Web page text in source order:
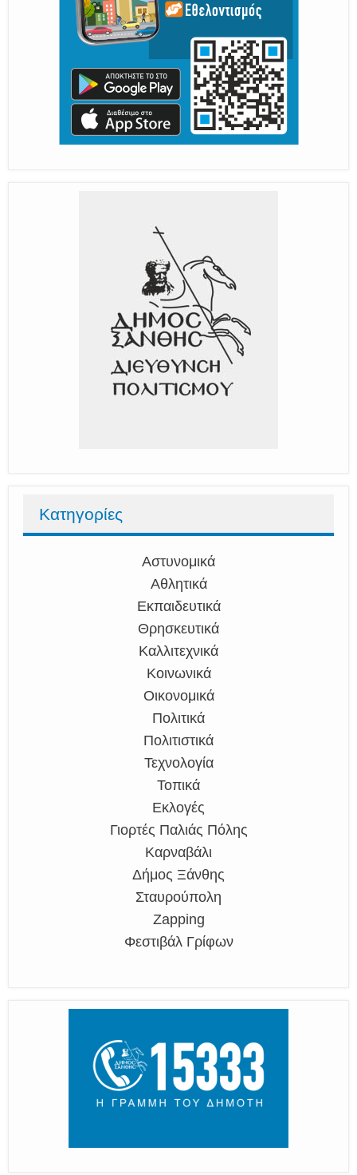
Κατηγορίες
Αστυνομικά
Αθλητικά
Εκπαιδευτικά
Θρησκευτικά
Καλλιτεχνικά
Κοινωνικά
Οικονομικά
Πολιτικά
Πολιτιστικά
Τεχνολογία
Τοπικά
Εκλογές
Γιορτές Παλιάς Πόλης
Καρναβάλι
Δήμος Ξάνθης
Σταυρούπολη
Zapping
Φεστιβάλ Γρίφων